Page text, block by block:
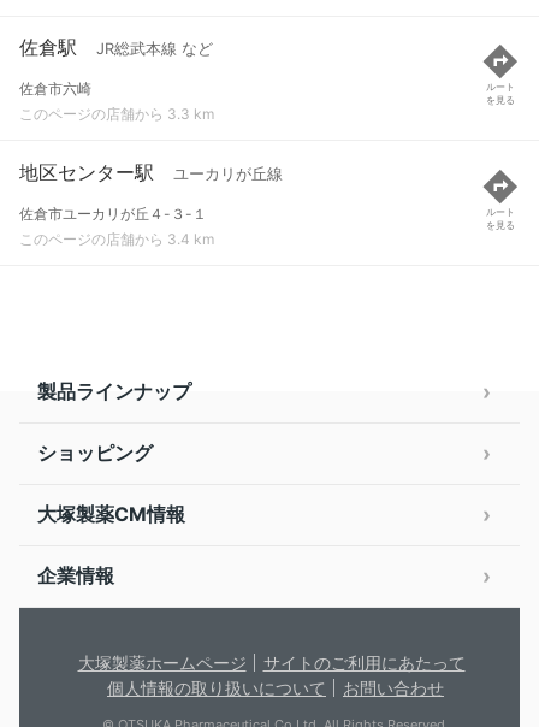
佐倉駅 JR総武本線 など
佐倉市六崎
このページの店舗から 3.3 km
ルート
を見る
地区センター駅 ユーカリが丘線
佐倉市ユーカリが丘４-３-１
このページの店舗から 3.4 km
ルート
を見る
製品ラインナップ
ショッピング
大塚製薬CM情報
企業情報
大塚製薬ホームページ
サイトのご利用にあたって
個人情報の取り扱いについて
お問い合わせ